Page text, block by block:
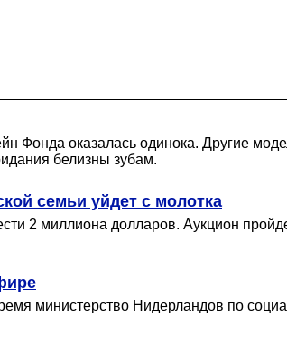
Фонда оказалась одинока. Другие
белизны зубам.
семьи уйдет с молотка
2 миллиона долларов. Аукцион
министерство Нидерландов по